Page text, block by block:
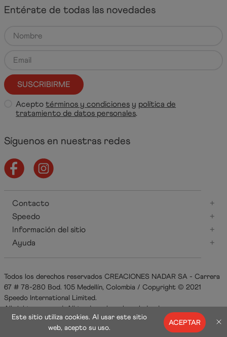
Entérate de todas las novedades
SUSCRIBIRME
Aceptotérminos y condiciones y política de
tratamiento de datos personales.
Síguenos en nuestras redes
Contacto
+
Speedo
+
Información del sitio
+
Ayuda
+
Todos los derechos reservados CREACIONES NADAR SA - Carrera
67 # 78-280 Bod. 105 Medellín, Colombia / Copyright © 2021
Speedo International Limited.
All rights reserved. All trademarks acknowledged.
ACEPTAR
Este sitio utiliza cookies. Al usar este sitio
web, acepto su uso.